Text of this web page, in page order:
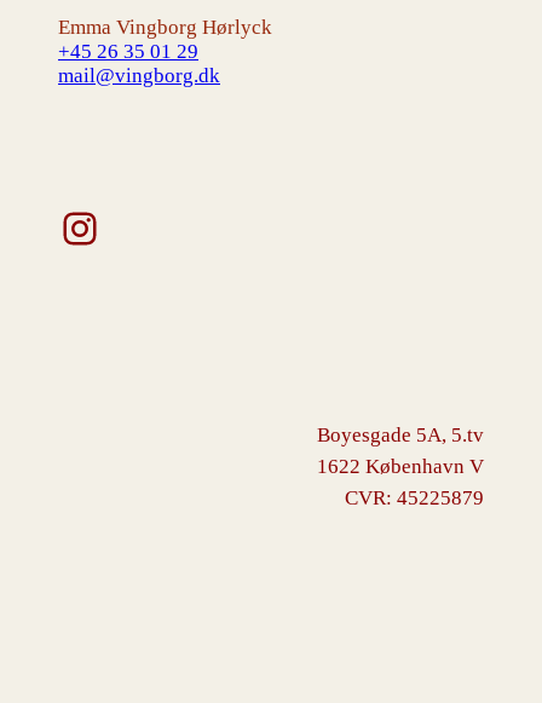
Emma Vingborg Hørlyck
+45 26 35 01 29
mail@vingborg.dk
Instagram
Boyesgade 5A, 5.tv
1622 København V
CVR: 45225879